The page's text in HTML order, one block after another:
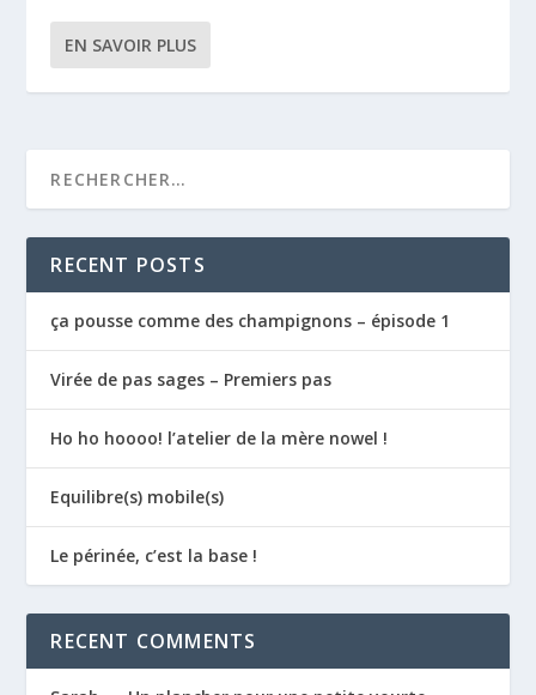
EN SAVOIR PLUS
RECENT POSTS
ça pousse comme des champignons – épisode 1
Virée de pas sages – Premiers pas
Ho ho hoooo! l’atelier de la mère nowel !
Equilibre(s) mobile(s)
Le périnée, c’est la base !
RECENT COMMENTS